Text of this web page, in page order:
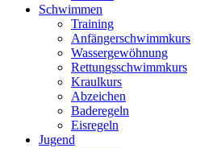
Schwimmen
Training
Anfängerschwimmkurs
Wassergewöhnung
Rettungsschwimmkurs
Kraulkurs
Abzeichen
Baderegeln
Eisregeln
Jugend